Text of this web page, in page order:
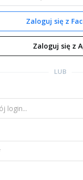
Zaloguj się z
Zaloguj się z
LUB